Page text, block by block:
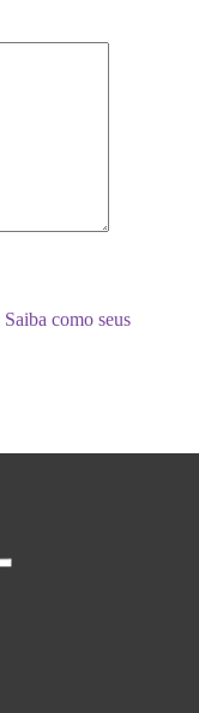
Saiba como seus